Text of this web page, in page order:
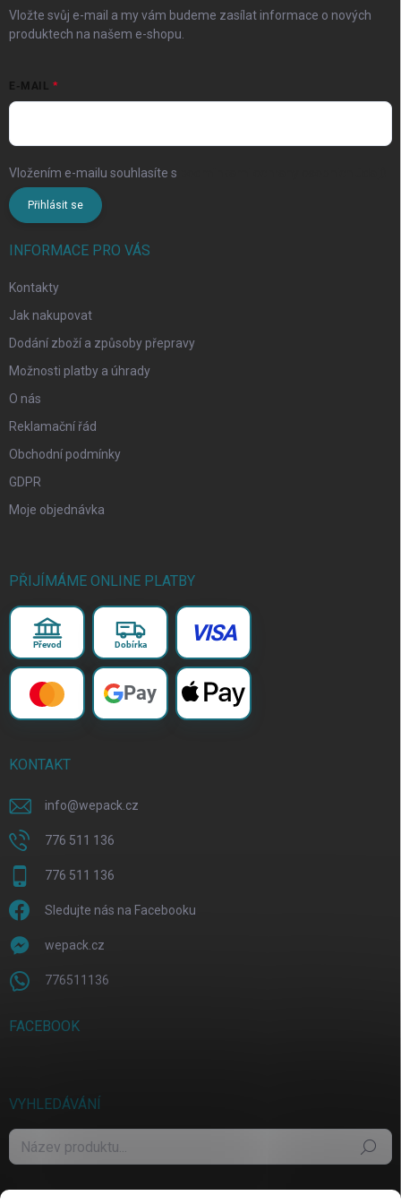
Vložte svůj e-mail a my vám budeme zasílat informace o nových
produktech na našem e-shopu.
E-MAIL
Vložením e-mailu souhlasíte s
Přihlásit se
INFORMACE PRO VÁS
Kontakty
Jak nakupovat
Dodání zboží a způsoby přepravy
Možnosti platby a úhrady
O nás
Reklamační řád
Obchodní podmínky
GDPR
Moje objednávka
PŘIJÍMÁME ONLINE PLATBY
Převod Dobírka VISA
Pay
KONTAKT
info@wepack.cz
776 511 136
776 511 136
Sledujte nás na Facebooku
wepack.cz
776511136
FACEBOOK
VYHLEDÁVÁNÍ
Hledat